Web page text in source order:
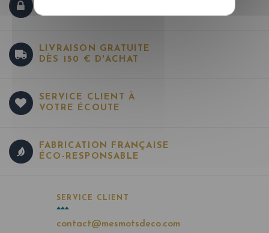
LIVRAISON GRATUITE
DÈS 150 € D'ACHAT
SERVICE CLIENT À
VOTRE ÉCOUTE
FABRICATION FRANÇAISE
ÉCO-RESPONSABLE
SERVICE CLIENT
contact@mesmotsdeco.com